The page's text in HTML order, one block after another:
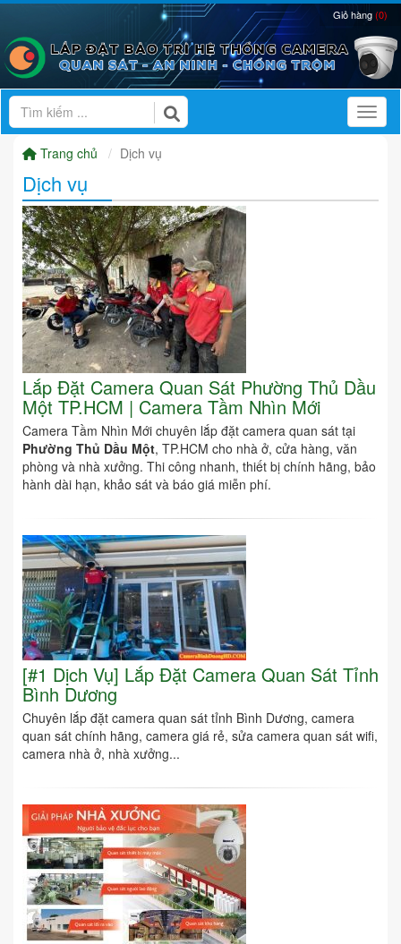
Giỏ hàng(0)
Trang chủ Dịch vụ
Dịch vụ
Lắp Đặt Camera Quan Sát Phường Thủ Dầu
Một TP.HCM | Camera Tầm Nhìn Mới
Camera Tầm Nhìn Mới chuyên lắp đặt camera quan sát tại
Phường Thủ Dầu Một, TP.HCM cho nhà ở, cửa hàng, văn
phòng và nhà xưởng. Thi công nhanh, thiết bị chính hãng, bảo
hành dài hạn, khảo sát và báo giá miễn phí.
[#1 Dịch Vụ] Lắp Đặt Camera Quan Sát Tỉnh
Bình Dương
Chuyên lắp đặt camera quan sát tỉnh Bình Dương, camera
quan sát chính hãng, camera giá rẻ, sửa camera quan sát wifi,
camera nhà ở, nhà xưởng...